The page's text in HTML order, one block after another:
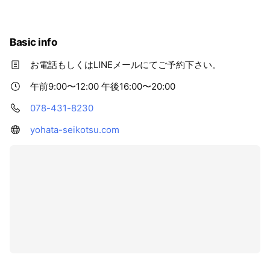
Basic info
お電話もしくはLINEメールにてご予約下さい。
午前9:00〜12:00 午後16:00〜20:00
078-431-8230
yohata-seikotsu.com